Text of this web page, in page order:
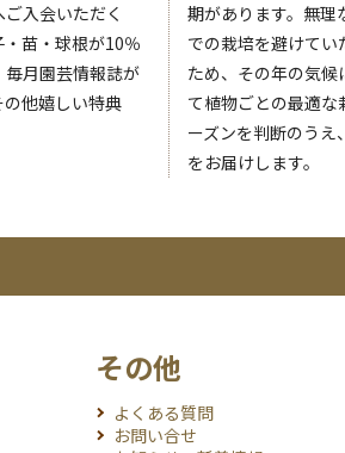
入会いただく
・苗・球根が10％
毎月園芸情報誌が
の他嬉しい特典
期があります。無理
での栽培を避けてい
ため、その年の気候
て植物ごとの最適な
ーズンを判断のうえ
をお届けします。
その他
よくある質問
お問い合せ